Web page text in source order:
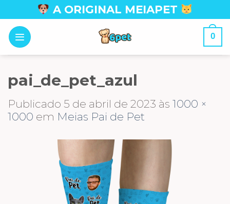
to
content
A ORIGINAL MEIAPET
0
pai_de_pet_azul
Publicado 5 de abril de 2023 às 1000 ×
1000 em Meias Pai de Pet